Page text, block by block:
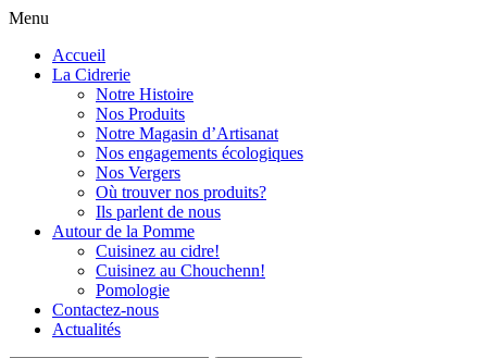
Menu
Accueil
La Cidrerie
Notre Histoire
Nos Produits
Notre Magasin d’Artisanat
Nos engagements écologiques
Nos Vergers
Où trouver nos produits?
Ils parlent de nous
Autour de la Pomme
Cuisinez au cidre!
Cuisinez au Chouchenn!
Pomologie
Contactez-nous
Actualités